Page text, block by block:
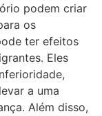
podem criar
os
ter efeitos
Eles
a uma
Além disso,